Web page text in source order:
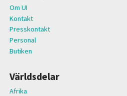
Om UI
Kontakt
Presskontakt
Personal
Butiken
Världsdelar
Afrika